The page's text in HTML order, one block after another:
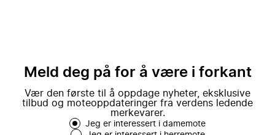
Meld deg på for å være i forkant
Vær den første til å oppdage nyheter, eksklusive
tilbud og moteoppdateringer fra verdens ledende
merkevarer.
Jeg er interessert i damemote